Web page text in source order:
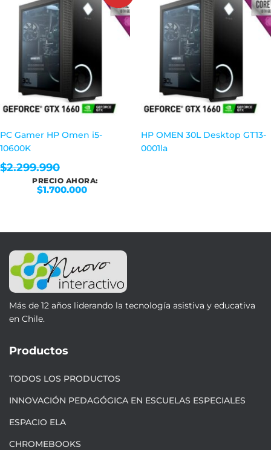
PC Gamer HP Omen i5-
10600K
$2.299.990
PRECIO AHORA:
$1.700.000
HP OMEN 30L Desktop GT13-
0001la
Más de 12 años liderando la tecnología asistiva y educativa
en Chile.
Productos
TODOS LOS PRODUCTOS
INNOVACIÓN PEDAGÓGICA EN ESCUELAS ESPECIALES
ESPACIO ELA
CHROMEBOOKS